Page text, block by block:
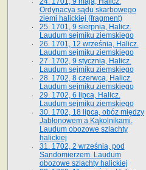
Ordynacya sądu skarbowego
ziemi halickiej (fragment)
25. 1701, 9 sierpnia, Halicz.
Laudum sejmiku ziemskiego
26. 1701, 12 września, Halicz.
Laudum sejmiku ziemskiego
27. 1702, 9 stycznia, Halicz.
Laudum sejmiku ziemskiego
28. 1702, 8 czerwca, Halicz.
Laudum sejmiku ziemskiego
29. 1702, 6 lipca, Halicz.
Laudum sejmiku ziemskiego
30. 1702, 18 lipca, obóz między
Jabłonowem a Kąkolnikami.
Laudum obozowe szlachty
halickiej
31. 1702, 2 września, pod
Sandomierzem. Laudum
obozowe szlachty halickiej